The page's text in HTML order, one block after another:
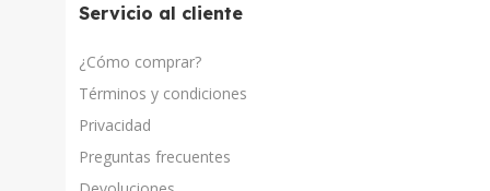
Servicio al cliente
¿Cómo comprar?
Términos y condiciones
Privacidad
Preguntas frecuentes